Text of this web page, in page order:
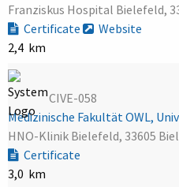
Franziskus Hospital Bielefeld,
Certificate
Website
2,4 km
CIVE-058
Medizinische Fakultät OWL,
HNO-Klinik Bielefeld, 33605
Certificate
3,0 km